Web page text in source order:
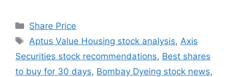
Categories
Share Price
Tags
Aptus Value Housing stock analysis, Axis
Securities stock recommendations, Best shares
to buy for 30 days, Bombay Dyeing stock news,